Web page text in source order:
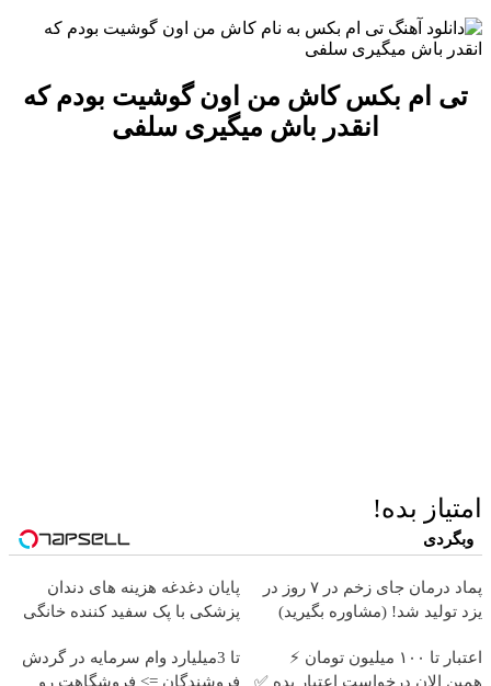
تی ام بکس کاش من اون گوشیت بودم که
انقدر باش میگیری سلفی
امتیاز بده!
وبگردی
پماد درمان جای زخم در ۷ روز در
یزد تولید شد! (مشاوره بگیرید)
پایان دغدغه هزینه های دندان
پزشکی با پک سفید کننده خانگی
اعتبار تا ۱۰۰ میلیون تومان ⚡
همین الان درخواست اعتبار بده ✅
تا 3میلیارد وام سرمایه در گردش
فروشندگان => فروشگاهت رو